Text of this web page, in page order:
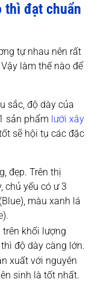
thì đạt chuẩn
tự nhau nên rất
làm thế nào để
sắc, độ dày của
sản phẩm lưới xây
sẽ hội tụ các đặc
đẹp. Trên thị
chủ yếu có ư 3
màu xanh lá
khối lượng
độ dày càng lớn.
xuất với nguyên
sinh là tốt nhất.